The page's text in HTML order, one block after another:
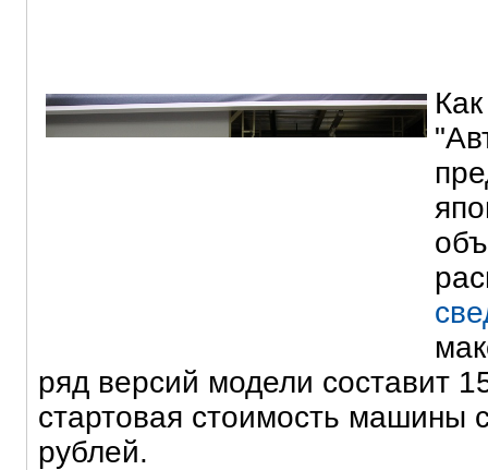
ряд версий модели составит
стартовая стоимость машины
рублей.